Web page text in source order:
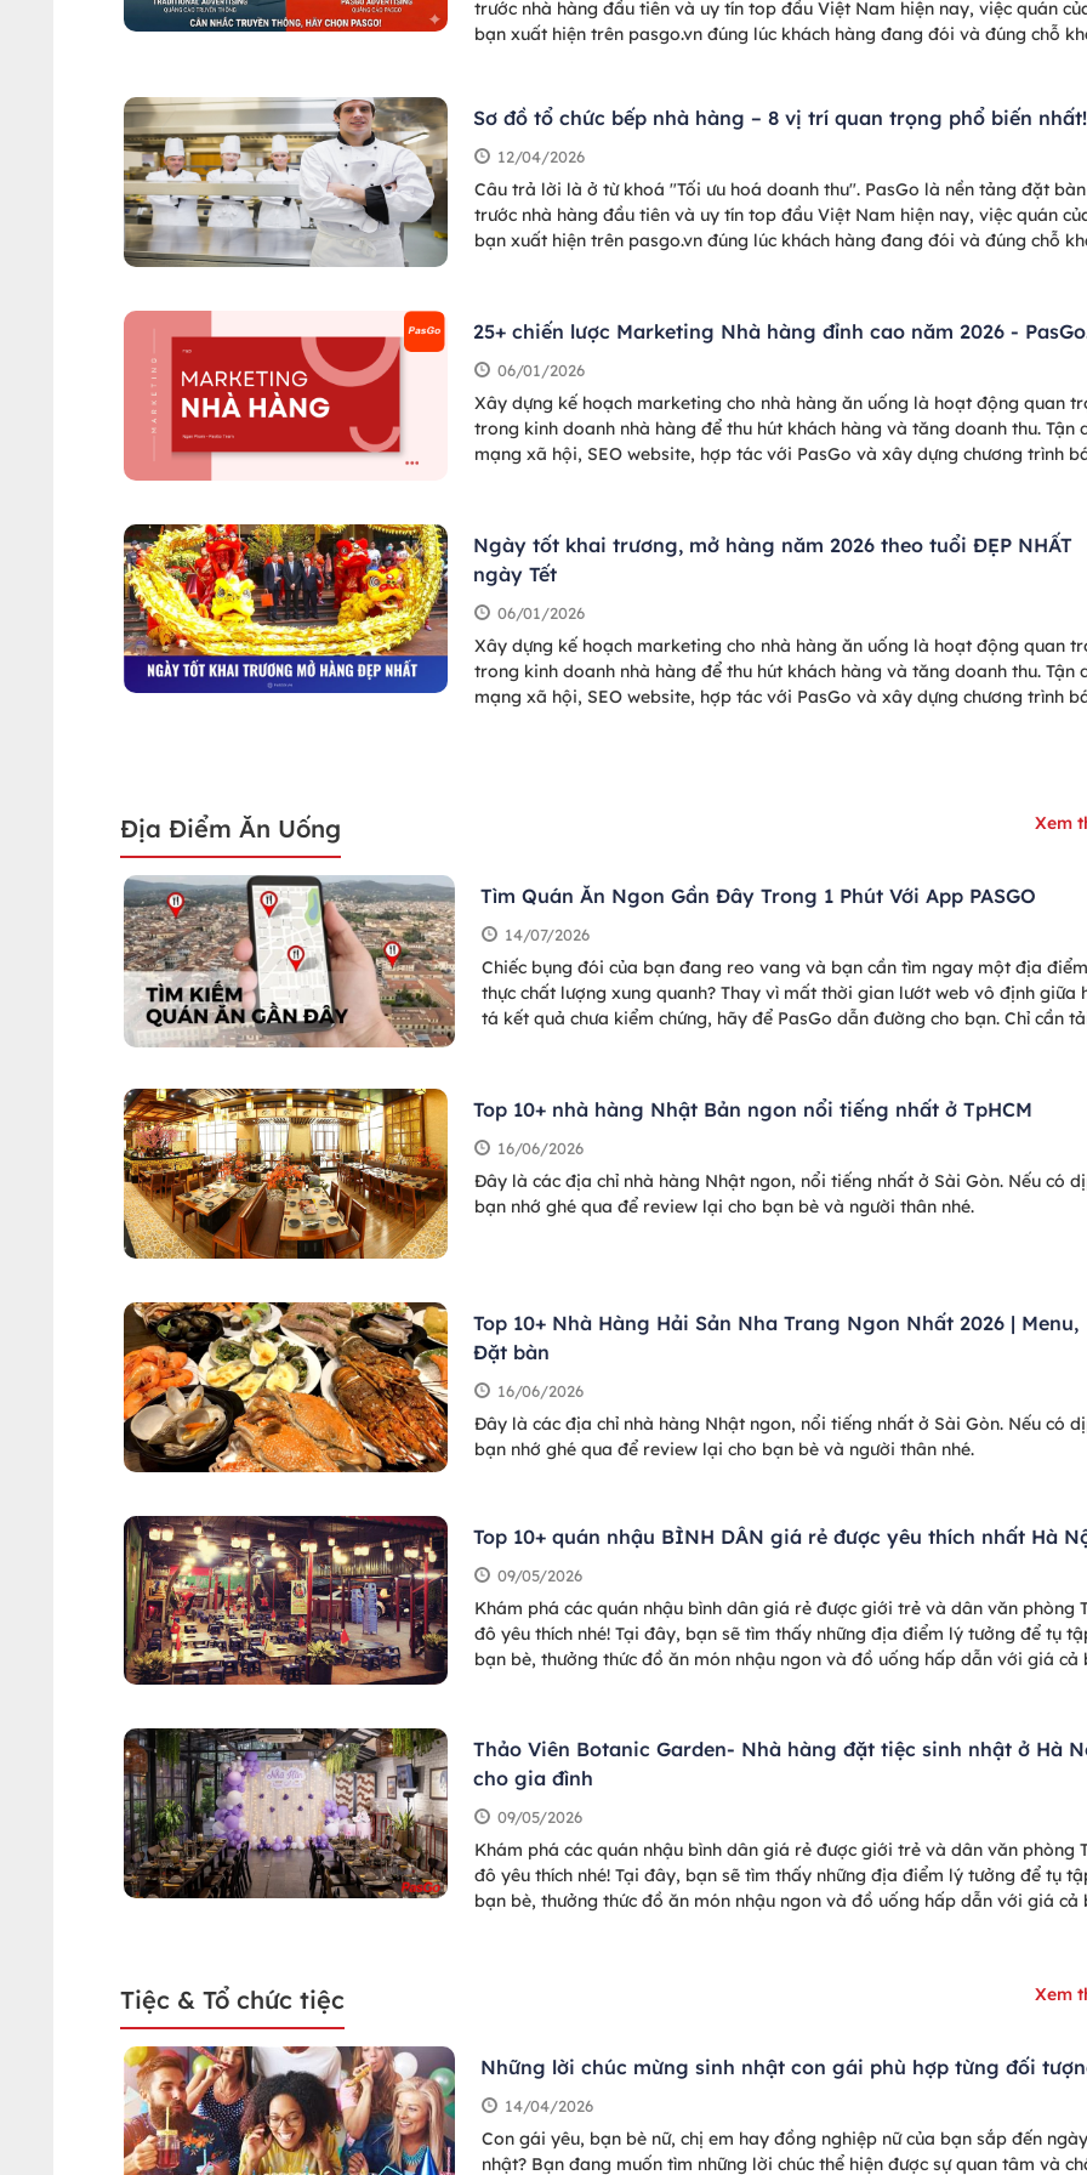
trước nhà hàng đầu tiên và uy tín top đầu Việt Nam hiện nay, việc quán
bạn xuất hiện trên pasgo.vn đúng lúc khách hàng đang đói và đúng chỗ
Sơ đồ tổ chức bếp nhà hàng – 8 vị trí quan trọng phổ biến nhất!
12/04/2026
Câu trả lời là ở từ khoá "Tối ưu hoá doanh thu". PasGo là nền tảng đặt bàn
trước nhà hàng đầu tiên và uy tín top đầu Việt Nam hiện nay, việc quán
bạn xuất hiện trên pasgo.vn đúng lúc khách hàng đang đói và đúng chỗ
25+ chiến lược Marketing Nhà hàng đỉnh cao năm 2026 -
06/01/2026
Xây dựng kế hoạch marketing cho nhà hàng ăn uống là hoạt động quan
trong kinh doanh nhà hàng để thu hút khách hàng và tăng doanh thu. Tận
mạng xã hội, SEO website, hợp tác với PasGo và xây dựng chương trình
Ngày tốt khai trương, mở hàng năm 2026 theo tuổi ĐẸP NHẤT
ngày Tết
06/01/2026
Xây dựng kế hoạch marketing cho nhà hàng ăn uống là hoạt động quan
trong kinh doanh nhà hàng để thu hút khách hàng và tăng doanh thu. Tận
mạng xã hội, SEO website, hợp tác với PasGo và xây dựng chương trình
Địa Điểm Ăn Uống Xem
Tìm Quán Ăn Ngon Gần Đây Trong 1 Phút Với App PASGO
14/07/2026
Chiếc bụng đói của bạn đang reo vang và bạn cần tìm ngay một địa
thực chất lượng xung quanh? Thay vì mất thời gian lướt web vô định giữa
tá kết quả chưa kiểm chứng, hãy để PasGo dẫn đường cho bạn. Chỉ cần
Top 10+ nhà hàng Nhật Bản ngon nổi tiếng nhất ở TpHCM
16/06/2026
Đây là các địa chỉ nhà hàng Nhật ngon, nổi tiếng nhất ở Sài Gòn. Nếu có
bạn nhớ ghé qua để review lại cho bạn bè và người thân nhé.
Top 10+ Nhà Hàng Hải Sản Nha Trang Ngon Nhất 2026 | Menu,
Đặt bàn
16/06/2026
Đây là các địa chỉ nhà hàng Nhật ngon, nổi tiếng nhất ở Sài Gòn. Nếu có
bạn nhớ ghé qua để review lại cho bạn bè và người thân nhé.
Top 10+ quán nhậu BÌNH DÂN giá rẻ được yêu thích nhất Hà
09/05/2026
Khám phá các quán nhậu bình dân giá rẻ được giới trẻ và dân văn phòng
đô yêu thích nhé! Tại đây, bạn sẽ tìm thấy những địa điểm lý tưởng để tụ
bạn bè, thưởng thức đồ ăn món nhậu ngon và đồ uống hấp dẫn với giá cả
Thảo Viên Botanic Garden- Nhà hàng đặt tiệc sinh nhật ở Hà
cho gia đình
09/05/2026
Khám phá các quán nhậu bình dân giá rẻ được giới trẻ và dân văn phòng
đô yêu thích nhé! Tại đây, bạn sẽ tìm thấy những địa điểm lý tưởng để tụ
bạn bè, thưởng thức đồ ăn món nhậu ngon và đồ uống hấp dẫn với giá cả
Tiệc & Tổ chức tiệc Xem
Những lời chúc mừng sinh nhật con gái phù hợp từng đối
14/04/2026
Con gái yêu, bạn bè nữ, chị em hay đồng nghiệp nữ của bạn sắp đến
nhật? Bạn đang muốn tìm những lời chúc thể hiện được sự quan tâm và